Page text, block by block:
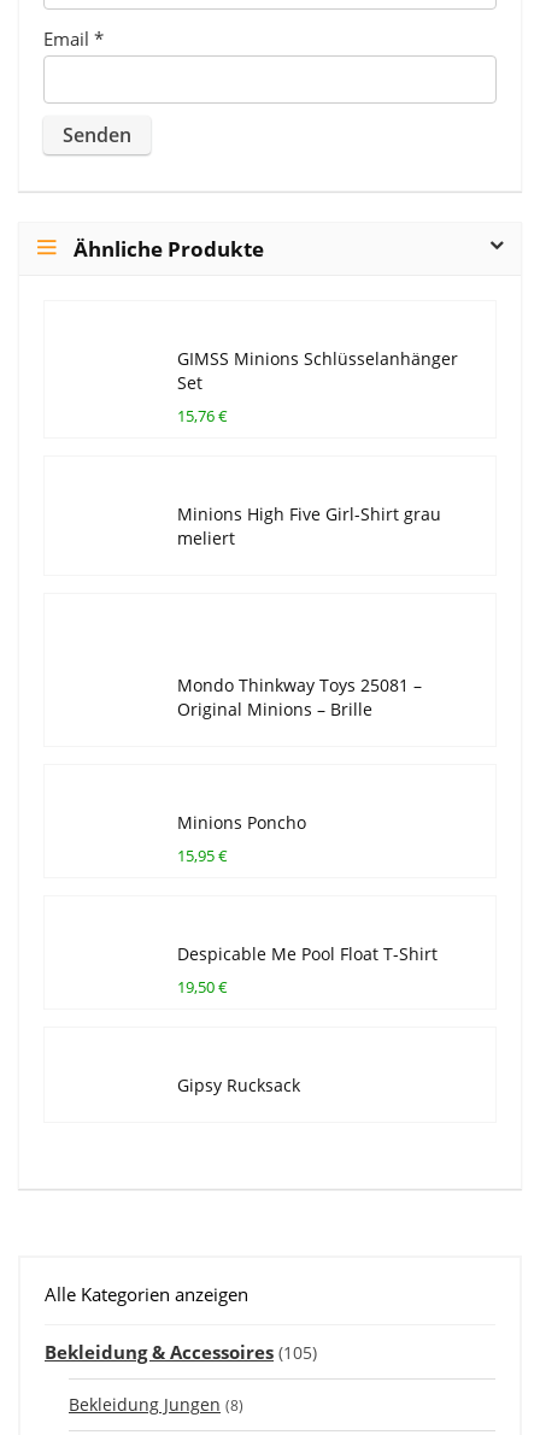
Email *
Ähnliche Produkte
GIMSS Minions Schlüsselanhänger
Set
15,76 €
Minions High Five Girl-Shirt grau
meliert
Mondo Thinkway Toys 25081 –
Original Minions – Brille
Minions Poncho
15,95 €
Despicable Me Pool Float T-Shirt
19,50 €
Gipsy Rucksack
Alle Kategorien anzeigen
Bekleidung & Accessoires (105)
Bekleidung Jungen (8)